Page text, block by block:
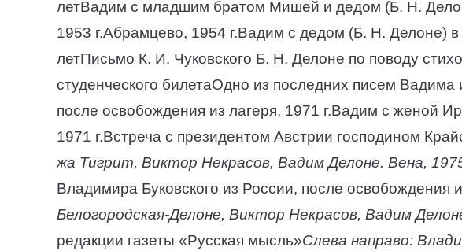
летВадим с младшим братом Мишей и дедом (Б. Н.
1953 г.Абрамцево, 1954 г.Вадим с дедом (Б. Н. Делоне)
летПисьмо К. И. Чуковского Б. Н. Делоне по поводу
студенческого билетаОдно из последних писем
после освобождения из лагеря, 1971 г.Вадим с женой
1971 г.Встреча с президентом Австрии господином
жа Тигрит, Виктор Некрасов, Вадим Делоне. Вена,
Владимира Буковского из России, после освобождения
Белогородская-Делоне, Виктор Некрасов, Вадим
редакции газеты «Русская мысль»Слева направо: